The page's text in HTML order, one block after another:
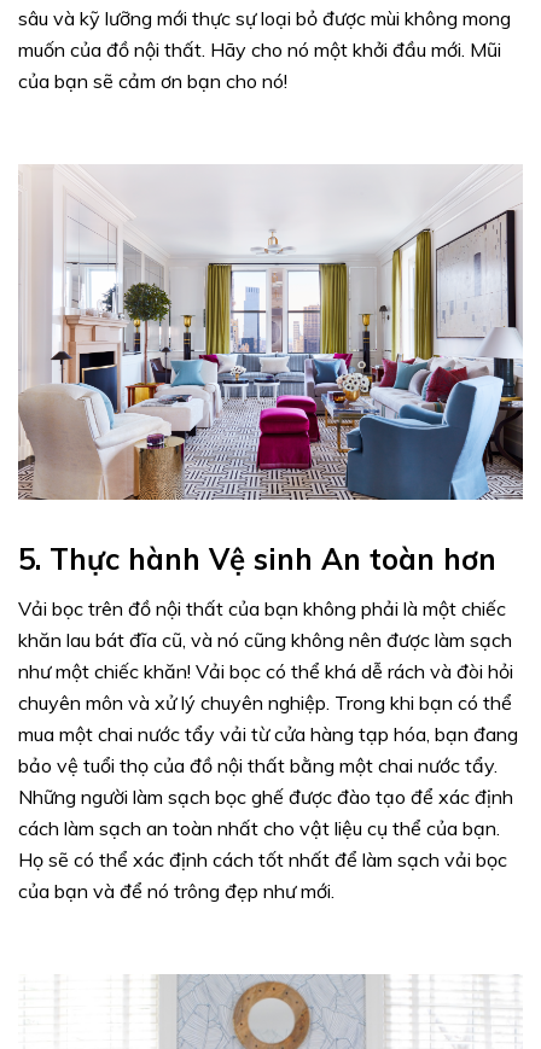
sâu và kỹ lưỡng mới thực sự loại bỏ được mùi không mong
muốn của đồ nội thất. Hãy cho nó một khởi đầu mới. Mũi
của bạn sẽ cảm ơn bạn cho nó!
5. Thực hành Vệ sinh An toàn hơn
Vải bọc trên đồ nội thất của bạn không phải là một chiếc
khăn lau bát đĩa cũ, và nó cũng không nên được làm sạch
như một chiếc khăn! Vải bọc có thể khá dễ rách và đòi hỏi
chuyên môn và xử lý chuyên nghiệp. Trong khi bạn có thể
mua một chai nước tẩy vải từ cửa hàng tạp hóa, bạn đang
bảo vệ tuổi thọ của đồ nội thất bằng một chai nước tẩy.
Những người làm sạch bọc ghế được đào tạo để xác định
cách làm sạch an toàn nhất cho vật liệu cụ thể của bạn.
Họ sẽ có thể xác định cách tốt nhất để làm sạch vải bọc
của bạn và để nó trông đẹp như mới.